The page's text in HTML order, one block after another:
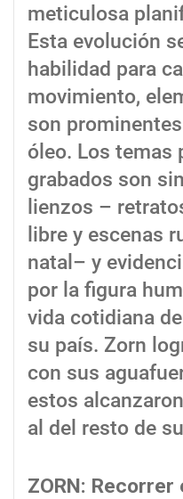
meticulosa
Esta evolución
habilidad para
movimiento,
son
óleo. Los temas
grabados son
lienzos –
libre y escenas
natal– y
por la figura
vida cotidiana
su país. Zorn
con sus
estos
al del resto de
ZORN: